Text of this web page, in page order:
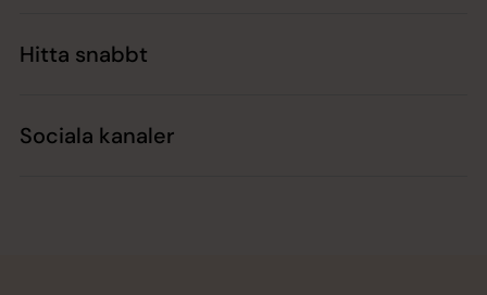
Hitta snabbt
Sociala kanaler